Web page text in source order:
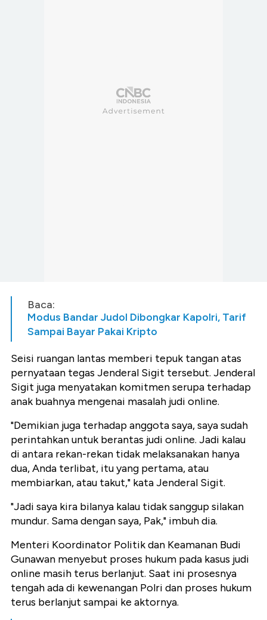
Baca:
Modus Bandar Judol Dibongkar Kapolri, Tarif
Sampai Bayar Pakai Kripto
Seisi ruangan lantas memberi tepuk tangan atas
pernyataan tegas Jenderal Sigit tersebut. Jenderal
Sigit juga menyatakan komitmen serupa terhadap
anak buahnya mengenai masalah judi online.
"Demikian juga terhadap anggota saya, saya sudah
perintahkan untuk berantas judi online. Jadi kalau
di antara rekan-rekan tidak melaksanakan hanya
dua, Anda terlibat, itu yang pertama, atau
membiarkan, atau takut," kata Jenderal Sigit.
"Jadi saya kira bilanya kalau tidak sanggup silakan
mundur. Sama dengan saya, Pak," imbuh dia.
Menteri Koordinator Politik dan Keamanan Budi
Gunawan menyebut proses hukum pada kasus judi
online masih terus berlanjut. Saat ini prosesnya
tengah ada di kewenangan Polri dan proses hukum
terus berlanjut sampai ke aktornya.